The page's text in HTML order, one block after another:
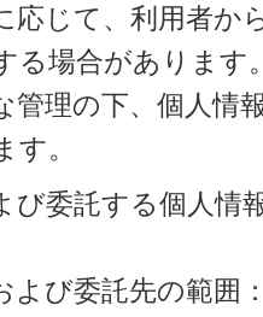
応じて、利用者か
る場合があります
管理の下、個人情
す。
び委託する個人情
よび委託先の範囲